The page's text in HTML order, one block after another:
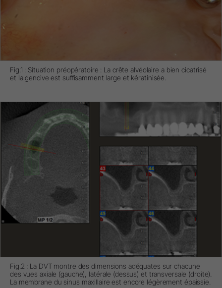
Fig.1 : Situation préopératoire : La crête alvéolaire a bien cicatrisé
et la gencive est suffisamment large et kératinisée.
Fig.2 : La DVT montre des dimensions adéquates sur chacune
des vues axiale (gauche), latérale (dessus) et transversale (droite).
La membrane du sinus maxillaire est encore légèrement épaissie.